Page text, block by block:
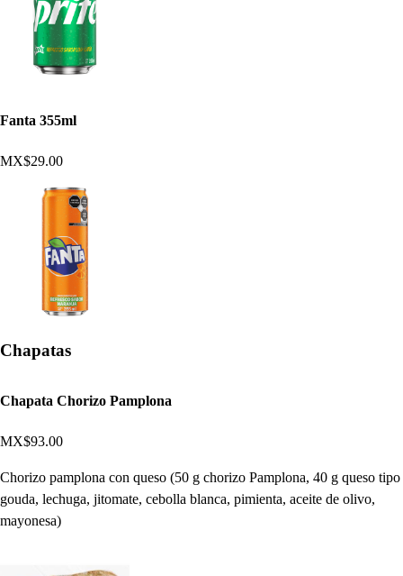
Fanta 355ml
MX$29.00
Chapatas
Chapata Chorizo Pamplona
MX$93.00
Chorizo pamplona con queso (50 g chorizo Pamplona, 40 g queso tipo
gouda, lechuga, jitomate, cebolla blanca, pimienta, aceite de olivo,
mayonesa)